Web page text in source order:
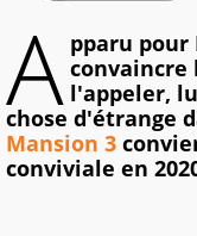
A pparu pour
l'appeler,
chose d'étrange
Mansion 3
conviviale en